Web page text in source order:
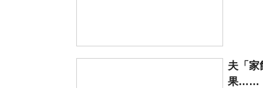
夫「
果……